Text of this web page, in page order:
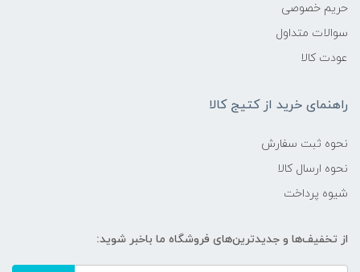
حریم خصوصی
سوالات متداول
عودت کالا
راهنمای خرید از کتیج کالا
نحوه ثبت سفارش
نحوه ارسال کالا
شیوه پرداخت
از تخفیف‌ها و جدیدترین‌های فروشگاه ما باخبر شوید: